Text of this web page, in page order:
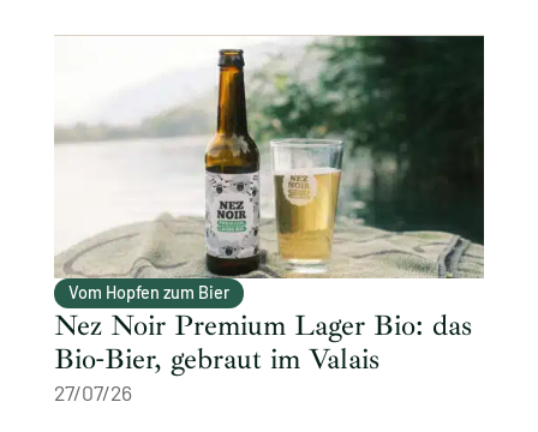
Vom Hopfen zum Bier
Nez Noir Premium Lager Bio: das
Bio-Bier, gebraut im Valais
27/07/26